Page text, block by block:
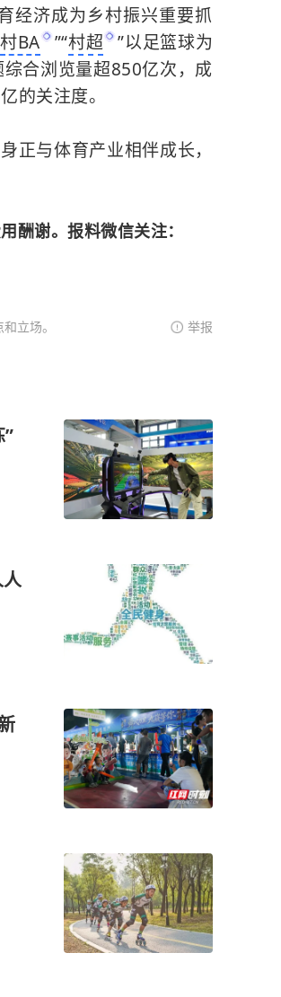
经济成为乡村振兴重要抓
村BA ”“村超
”以足篮球为
合浏览量超850亿次，成
的关注度。
正与体育产业相伴成长，
酬谢。报料微信关注：
立场。 举报